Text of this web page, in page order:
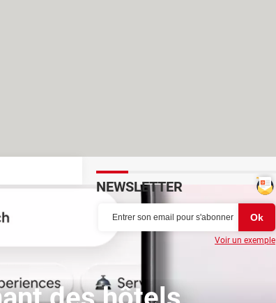
NEWSLETTER
Voir un exemple